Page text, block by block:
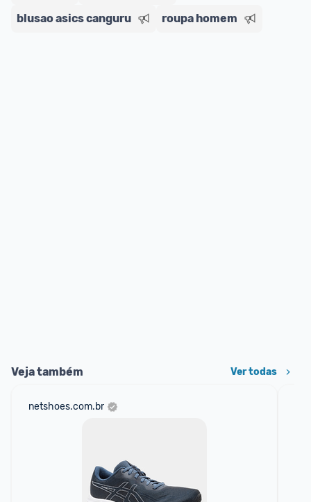
blusao asics canguru roupa homem
Veja também Ver todas
netshoes.com.br